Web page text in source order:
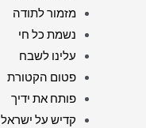
מזמור לתודה
נשמת כל חי
עלינו לשבח
פטום הקטורת
פותח את ידיך
קדיש על ישראל